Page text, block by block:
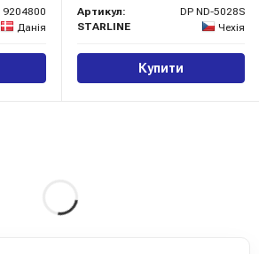
Данія
Артикул:
DP ND-5028S
STARLINE
Чехія
Купити